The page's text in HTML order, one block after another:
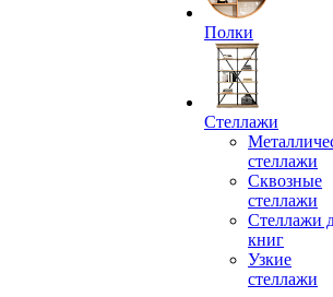
Полки
Стеллажи
стеллажи
Сквозные
стеллажи
Стеллажи
книг
Узкие
стеллажи